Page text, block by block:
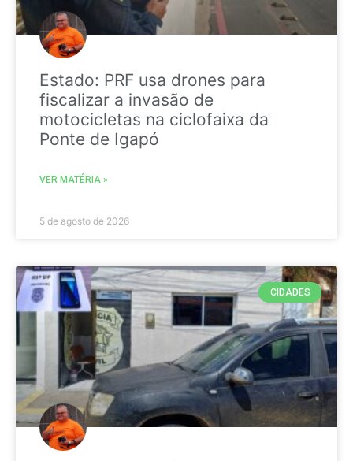
Estado: PRF usa drones para
fiscalizar a invasão de
motocicletas na ciclofaixa da
Ponte de Igapó
VER MATÉRIA »
5 de agosto de 2026
CIDADES